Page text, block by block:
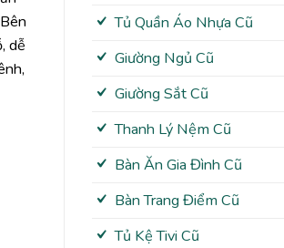
Tủ Quần Áo Nhựa Cũ
Giường Ngủ Cũ
Giường Sắt Cũ
Thanh Lý Nệm Cũ
Bàn Ăn Gia Đình Cũ
Bàn Trang Điểm Cũ
Tủ Kệ Tivi Cũ
dễ